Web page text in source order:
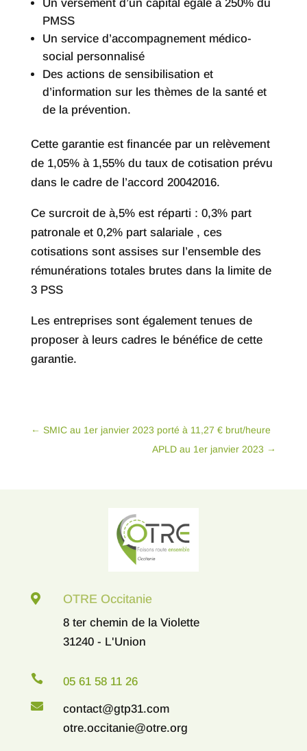
Un versement d’un capital égale à 250% du
PMSS
Un service d’accompagnement médico-
social personnalisé
Des actions de sensibilisation et
d’information sur les thèmes de la santé et
de la prévention.
Cette garantie est financée par un relèvement
de 1,05% à 1,55% du taux de cotisation prévu
dans le cadre de l’accord 20042016.
Ce surcroit de à,5% est réparti : 0,3% part
patronale et 0,2% part salariale , ces
cotisations sont assises sur l’ensemble des
rémunérations totales brutes dans la limite de
3 PSS
Les entreprises sont également tenues de
proposer à leurs cadres le bénéfice de cette
garantie.
← SMIC au 1er janvier 2023 porté à 11,27 € brut/heure
APLD au 1er janvier 2023 →
 OTRE Occitanie
8 ter chemin de la Violette
31240 - L'Union
 05 61 58 11 26

contact@gtp31.com
otre.occitanie@otre.org